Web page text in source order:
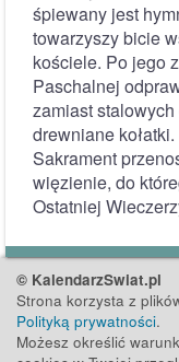
śpiewany jest
towarzyszy bicie
kościele. Po jego
Paschalnej
zamiast
drewniane
Sakrament
więzienie, do
Ostatniej
© KalendarzSwiat.pl
Strona korzysta z
Polityką prywatności.
Możesz określić